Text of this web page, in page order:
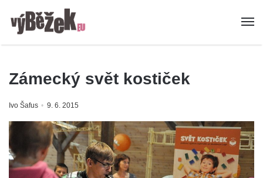
Zámecký svět kostiček
Ivo Šafus 9. 6. 2015